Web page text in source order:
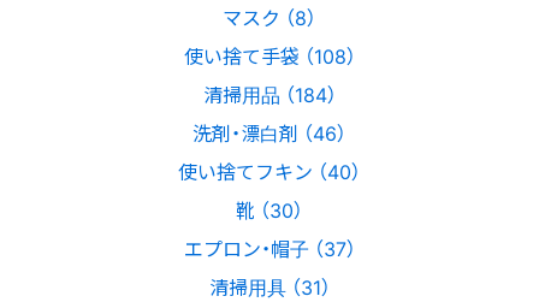
マスク （8）
使い捨て手袋 （108）
清掃用品 （184）
洗剤・漂白剤 （46）
使い捨てフキン （40）
靴 （30）
エプロン・帽子 （37）
清掃用具 （31）